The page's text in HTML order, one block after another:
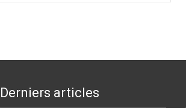
Derniers articles